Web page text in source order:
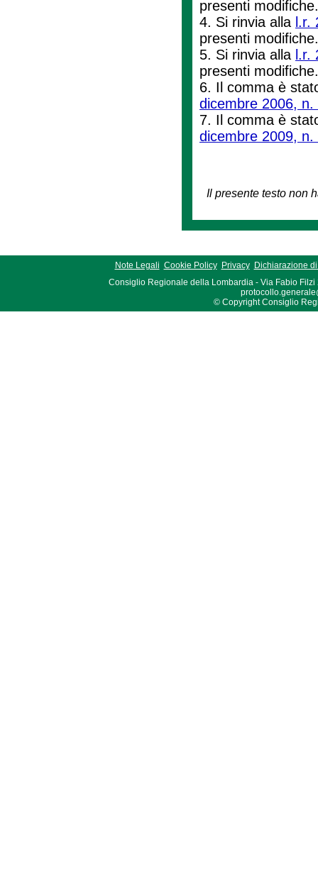
presenti
4. Si rinvia alla l.r.
presenti
5. Si rinvia alla l.r.
presenti
6. Il comma è
dicembre 2006, n.
7. Il comma è
dicembre 2009, n.
Il presente testo non
Note Legali Cookie Policy Privacy
Dichiarazione
Consiglio Regionale della Lombardia - Via Fabio Filzi
© Copyright Consiglio